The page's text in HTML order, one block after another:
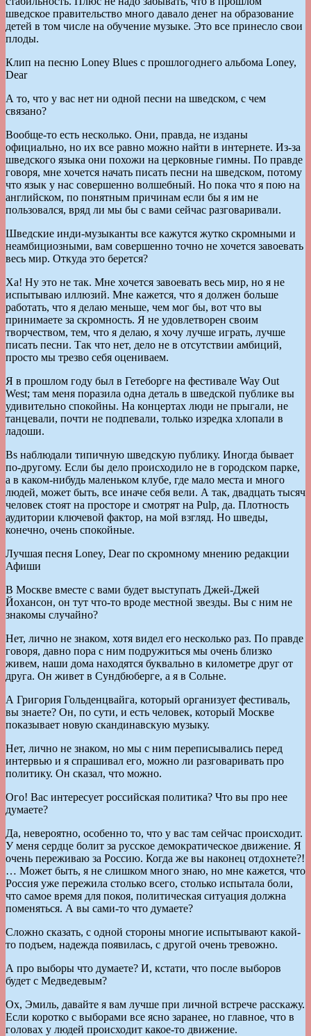
шведское правительство много давало денег на образование
детей в том числе на обучение музыке. Это все принесло свои
плоды.
Клип на песню Loney Blues с прошлогоднего альбома Loney,
Dear
А то, что у вас нет ни одной песни на шведском, с чем
связано?
Вообще-то есть несколько. Они, правда, не изданы
официально, но их все равно можно найти в интернете. Из-за
шведского языка они похожи на церковные гимны. По правде
говоря, мне хочется начать писать песни на шведском, потому
что язык у нас совершенно волшебный. Но пока что я пою на
английском, по понятным причинам если бы я им не
пользовался, вряд ли мы бы с вами сейчас разговаривали.
Шведские инди-музыканты все кажутся жутко скромными и
неамбициозными, вам совершенно точно не хочется завоевать
весь мир. Откуда это берется?
Ха! Ну это не так. Мне хочется завоевать весь мир, но я не
испытываю иллюзий. Мне кажется, что я должен больше
работать, что я делаю меньше, чем мог бы, вот что вы
принимаете за скромность. Я не удовлетворен своим
творчеством, тем, что я делаю, я хочу лучше играть, лучше
писать песни. Так что нет, дело не в отсутствии амбиций,
просто мы трезво себя оцениваем.
Я в прошлом году был в Гетеборге на фестивале Way Out
West; там меня поразила одна деталь в шведской публике вы
удивительно спокойны. На концертах люди не прыгали, не
танцевали, почти не подпевали, только изредка хлопали в
ладоши.
Вs наблюдали типичную шведскую публику. Иногда бывает
по-другому. Если бы дело происходило не в городском парке,
а в каком-нибудь маленьком клубе, где мало места и много
людей, может быть, все иначе себя вели. А так, двадцать тысяч
человек стоят на просторе и смотрят на Pulp, да. Плотность
аудитории ключевой фактор, на мой взгляд. Но шведы,
конечно, очень спокойные.
Лучшая песня Loney, Dear по скромному мнению редакции
Афиши
В Москве вместе с вами будет выступать Джей-Джей
Йохансон, он тут что-то вроде местной звезды. Вы с ним не
знакомы случайно?
Нет, лично не знаком, хотя видел его несколько раз. По правде
говоря, давно пора с ним подружиться мы очень близко
живем, наши дома находятся буквально в километре друг от
друга. Он живет в Сундбюберге, а я в Сольне.
А Григория Гольденцвайга, который организует фестиваль,
вы знаете? Он, по сути, и есть человек, который Москве
показывает новую скандинавскую музыку.
Нет, лично не знаком, но мы с ним переписывались перед
интервью и я спрашивал его, можно ли разговаривать про
политику. Он сказал, что можно.
Ого! Вас интересует российская политика? Что вы про нее
думаете?
Да, невероятно, особенно то, что у вас там сейчас происходит.
У меня сердце болит за русское демократическое движение. Я
очень переживаю за Россию. Когда же вы наконец отдохнете?!
… Может быть, я не слишком много знаю, но мне кажется, что
Россия уже пережила столько всего, столько испытала боли,
что самое время для покоя, политическая ситуация должна
поменяться. А вы сами-то что думаете?
Сложно сказать, с одной стороны многие испытывают какой-
то подъем, надежда появилась, с другой очень тревожно.
А про выборы что думаете? И, кстати, что после выборов
будет с Медведевым?
Ох, Эмиль, давайте я вам лучше при личной встрече расскажу.
Если коротко с выборами все ясно заранее, но главное, что в
головах у людей происходит какое-то движение.